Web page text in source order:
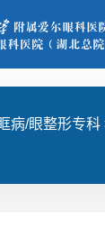
病/眼整形专科